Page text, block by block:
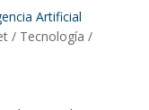
Artificial
/ Tecnología /